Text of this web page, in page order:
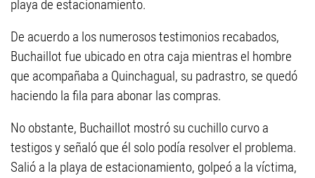
playa de estacionamiento.
De acuerdo a los numerosos testimonios recabados,
Buchaillot fue ubicado en otra caja mientras el hombre
que acompañaba a Quinchagual, su padrastro, se quedó
haciendo la fila para abonar las compras.
No obstante, Buchaillot mostró su cuchillo curvo a
testigos y señaló que él solo podía resolver el problema.
Salió a la playa de estacionamiento, golpeó a la víctima,